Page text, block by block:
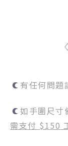
有任何問題
如手圍尺寸
需支付 $150